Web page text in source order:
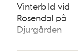
Vinterbild vid
Rosendal på
Djurgården